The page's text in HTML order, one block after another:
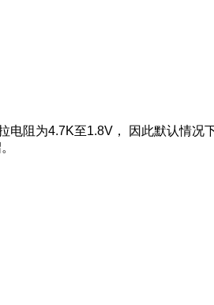
阻为4.7K至1.8V， 因此默认情